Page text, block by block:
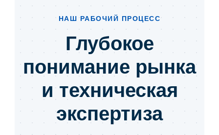
НАШ РАБОЧИЙ ПРОЦЕСС
Глубокое
понимание рынка
и техническая
экспертиза